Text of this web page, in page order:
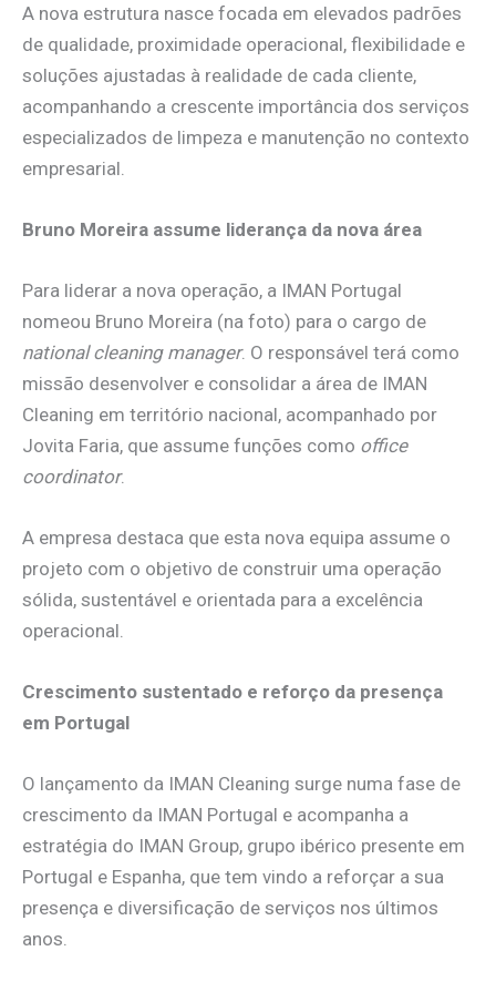
A nova estrutura nasce focada em elevados padrões
de qualidade, proximidade operacional, flexibilidade e
soluções ajustadas à realidade de cada cliente,
acompanhando a crescente importância dos serviços
especializados de limpeza e manutenção no contexto
empresarial.
Bruno Moreira assume liderança da nova área
Para liderar a nova operação, a IMAN Portugal
nomeou Bruno Moreira (na foto) para o cargo de
national cleaning manager. O responsável terá como
missão desenvolver e consolidar a área de IMAN
Cleaning em território nacional, acompanhado por
Jovita Faria, que assume funções como office
coordinator.
A empresa destaca que esta nova equipa assume o
projeto com o objetivo de construir uma operação
sólida, sustentável e orientada para a excelência
operacional.
Crescimento sustentado e reforço da presença
em Portugal
O lançamento da IMAN Cleaning surge numa fase de
crescimento da IMAN Portugal e acompanha a
estratégia do IMAN Group, grupo ibérico presente em
Portugal e Espanha, que tem vindo a reforçar a sua
presença e diversificação de serviços nos últimos
anos.